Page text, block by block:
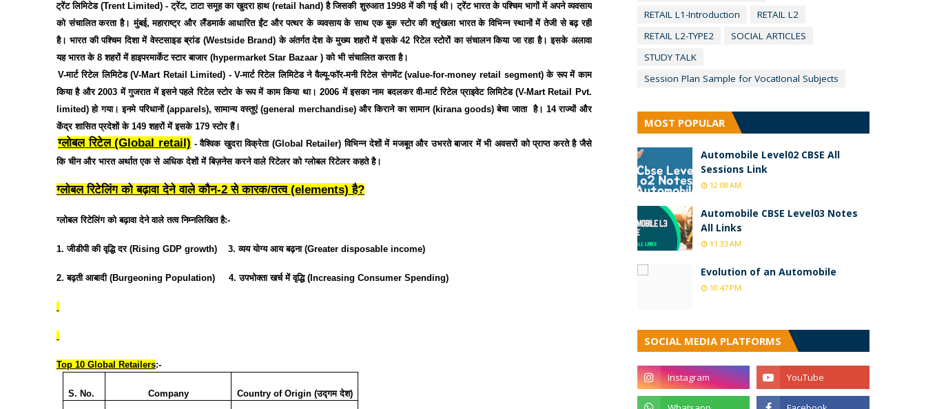
ट्रेंट लिमिटेड(Trent Limited) -ट्रेंट,टाटा समूह का खुदरा हाथ(retail hand)है जिसकी शुरुआत1998में की गई थी। ट्रेंट भारत के पश्चिम भागों में अपने व्यवसाय
को संचालित करता है। मुंबई,महाराष्ट्र और लैंडमार्क आधारित ईंट और पत्थर के व्यवसाय के साथ एक बुक स्टोर की श्रृंखला भारत के विभिन्न स्थानों में तेजी से बढ़ रही
है। भारत की पश्चिम दिशा में वेस्टसाइड ब्रांड(Westside Brand)के अंतर्गत देश के मुख्य शहरों में इसके42रिटेल स्टोरों का संचालन किया जा रहा है। इसके अलावा
यह भारत के8शहरों में हाइपरमार्केट स्टार बाजार(hypermarket Star Bazaar )को भी संचालित करता है।
V-मार्ट रिटेल लिमिटेड(V-Mart Retail Limited) -V-मार्ट रिटेल लिमिटेड ने वैल्यू-फॉर-मनी रिटेल सेगमेंट(value-for-money retail segment)के रूप में काम
किया है और2003में गुजरात में इसने पहले रिटेल स्टोर के रूप में काम किया था। 2006में इसका नाम बदलकर वी-मार्ट रिटेल प्राइवेट लिमिटेड(V-Mart Retail Pvt.
limited)हो गया। इनमे परिधानों(apparels),सामान्य वस्तुएं(general merchandise)और किराने का सामान(kirana goods)बेचा जाता है। 14राज्यों और
केंद्र शासित प्रदेशों के149शहरों में इसके179स्टोर हैं।
ग्लोबल रिटेल(Global retail) -वैश्विक खुदरा विक्रेता(Global Retailer)विभिन्न देशों में मजबूत और उभरते बाजार में भी अवसरों को प्राप्त करते है जैसे
कि चीन और भारत अर्थात एक से अधिक देशों में बिज़नेस करने वाले रिटेलर को ग्लोबल रिटेलर कहते है।
ग्लोबल रिटेलिंग को बढ़ावा देने वाले कौन-2से कारक/तत्व (elements)है?
ग्लोबल रिटेलिंग को बढ़ावा देने वाले तत्व निम्नलिखित है:-
1.जीडीपी की वृद्धि दर(Rising GDP growth) 3.व्यय योग्य आय बढ़ना(Greater disposable income)
2.बढ़ती आबादी(Burgeoning Population) 4.उपभोक्ता खर्च में वृद्धि(Increasing Consumer Spending)
Top 10 Global Retailers:-
S. No. Company Country of Origin (उद्गम देश)
RETAIL L1-Introduction
RETAIL L2
RETAIL L2-TYPE2
SOCIAL ARTICLES
STUDY TALK
Session Plan Sample for VocatIonal Subjects
MOST POPULAR
Automobile Level02 CBSE All
Sessions Link
12:08 AM
Automobile CBSE Level03 Notes
All Links
11:33 AM
Evolution of an Automobile
10:47 PM
SOCIAL MEDIA PLATFORMS